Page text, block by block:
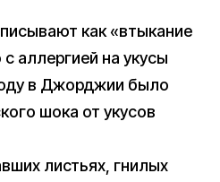
как «втыкание
аллергией на укусы
в Джорджии было
шока от укусов
листьях, гнилых